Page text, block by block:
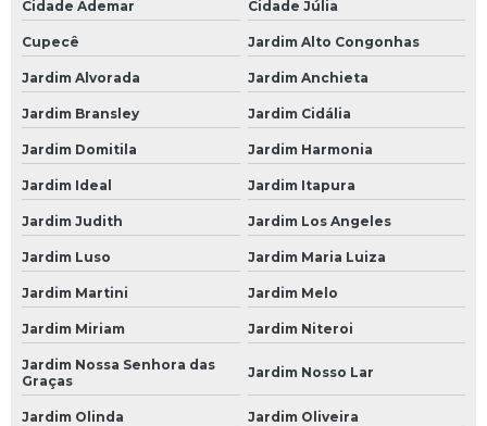
Revisão Veicular em SP
Revisão Veicular na Avenida do Estado
Revisão Veicular na Paulista
Revisão Veicular na Zona Leste
Revisão Veicular na Zona Norte
Revisão Veicular na Zona Oeste
Revisão Veicular na Zona Sul
Revisão Veicular no Morumbi
Suspensão para Carros
Cidade Ademar
Cidade Júlia
Cupecê Jardim Alto Congonhas
Jardim Alvorada Jardim Anchieta
Jardim Bransley Jardim Cidália
Jardim Domitila Jardim Harmonia
Jardim Ideal Jardim Itapura
Jardim Judith Jardim Los Angeles
Jardim Luso Jardim Maria Luiza
Jardim Martini Jardim Melo
Jardim Miriam Jardim Niteroi
Jardim Nossa Senhora das
Graças
Jardim Nosso Lar
Jardim Olinda Jardim Oliveira